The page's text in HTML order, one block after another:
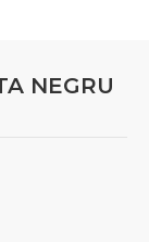
NEGRU